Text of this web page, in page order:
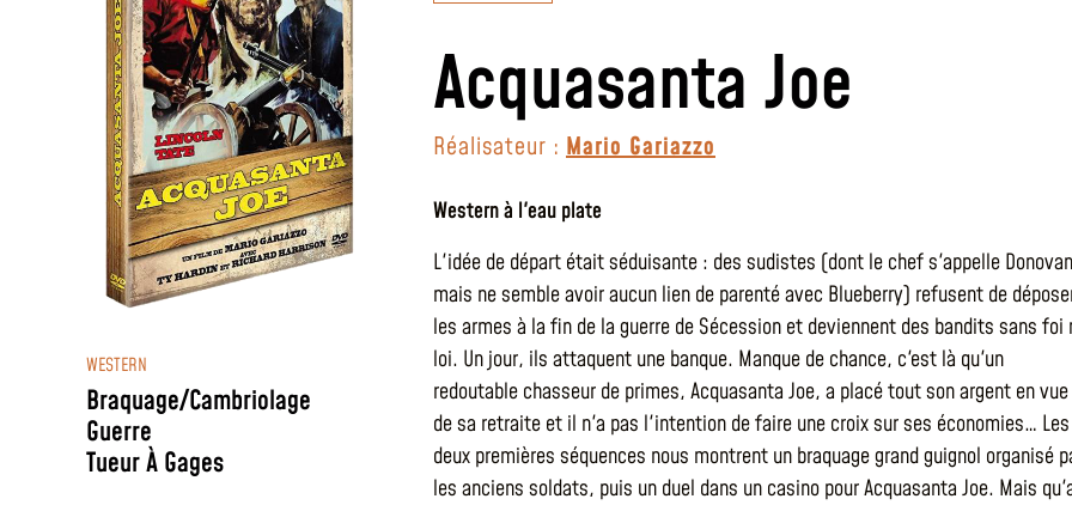
WESTERN
Braquage/Cambriolage
Guerre
Tueur À Gages
Acquasanta Joe
Réalisateur : Mario Gariazzo
Western à l'eau plate
L'idée de départ était séduisante : des sudistes (dont le chef s'appelle Donovan
mais ne semble avoir aucun lien de parenté avec Blueberry) refusent de
les armes à la fin de la guerre de Sécession et deviennent des bandits sans foi
loi. Un jour, ils attaquent une banque. Manque de chance, c'est là qu'un
redoutable chasseur de primes, Acquasanta Joe, a placé tout son argent en vue
de sa retraite et il n'a pas l'intention de faire une croix sur ses économies… Les
deux premières séquences nous montrent un braquage grand guignol organisé
les anciens soldats, puis un duel dans un casino pour Acquasanta Joe. Mais